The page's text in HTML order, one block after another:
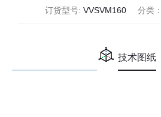
订货型号: VVSVM160 分类：
技术图纸